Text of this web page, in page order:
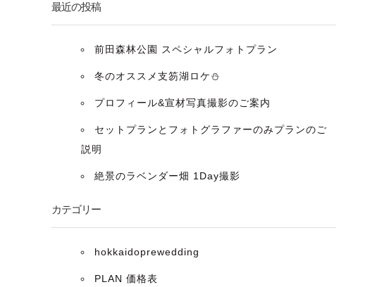
最近の投稿
前田森林公園 スペシャルフォトプラン
冬のオススメ支笏湖ロケ⛄️
プロフィール&宣材写真撮影のご案内
セットプランとフォトグラファーのみプランのご
説明
絶景のラベンダー畑 1Day撮影
カテゴリー
hokkaidoprewedding
PLAN 価格表